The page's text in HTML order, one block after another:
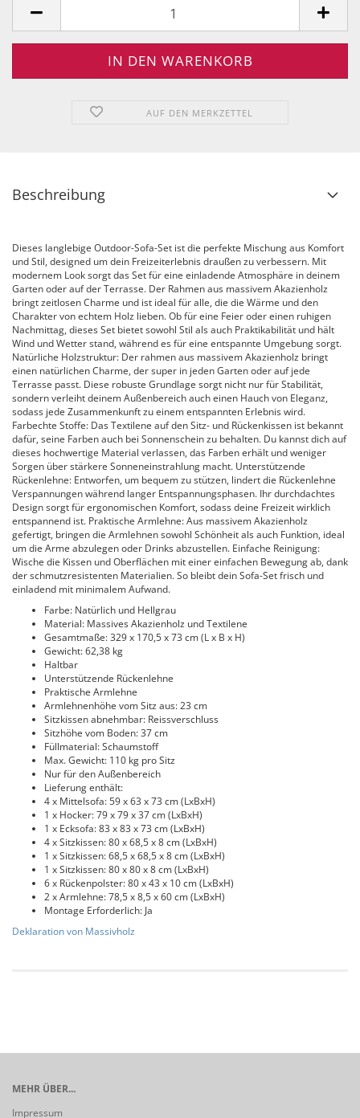
AUF DEN MERKZETTEL
Beschreibung
Dieses langlebige Outdoor-Sofa-Set ist die perfekte Mischung aus Komfort
und Stil, designed um dein Freizeiterlebnis draußen zu verbessern. Mit
modernem Look sorgt das Set für eine einladende Atmosphäre in deinem
Garten oder auf der Terrasse. Der Rahmen aus massivem Akazienholz
bringt zeitlosen Charme und ist ideal für alle, die die Wärme und den
Charakter von echtem Holz lieben. Ob für eine Feier oder einen ruhigen
Nachmittag, dieses Set bietet sowohl Stil als auch Praktikabilität und hält
Wind und Wetter stand, während es für eine entspannte Umgebung sorgt.
Natürliche Holzstruktur: Der rahmen aus massivem Akazienholz bringt
einen natürlichen Charme, der super in jeden Garten oder auf jede
Terrasse passt. Diese robuste Grundlage sorgt nicht nur für Stabilität,
sondern verleiht deinem Außenbereich auch einen Hauch von Eleganz,
sodass jede Zusammenkunft zu einem entspannten Erlebnis wird.
Farbechte Stoffe: Das Textilene auf den Sitz- und Rückenkissen ist bekannt
dafür, seine Farben auch bei Sonnenschein zu behalten. Du kannst dich auf
dieses hochwertige Material verlassen, das Farben erhält und weniger
Sorgen über stärkere Sonneneinstrahlung macht. Unterstützende
Rückenlehne: Entworfen, um bequem zu stützen, lindert die Rückenlehne
Verspannungen während langer Entspannungsphasen. Ihr durchdachtes
Design sorgt für ergonomischen Komfort, sodass deine Freizeit wirklich
entspannend ist. Praktische Armlehne: Aus massivem Akazienholz
gefertigt, bringen die Armlehnen sowohl Schönheit als auch Funktion, ideal
um die Arme abzulegen oder Drinks abzustellen. Einfache Reinigung:
Wische die Kissen und Oberflächen mit einer einfachen Bewegung ab, dank
der schmutzresistenten Materialien. So bleibt dein Sofa-Set frisch und
einladend mit minimalem Aufwand.
Farbe: Natürlich und Hellgrau
Material: Massives Akazienholz und Textilene
Gesamtmaße: 329 x 170,5 x 73 cm (L x B x H)
Gewicht: 62,38 kg
Haltbar
Unterstützende Rückenlehne
Praktische Armlehne
Armlehnenhöhe vom Sitz aus: 23 cm
Sitzkissen abnehmbar: Reissverschluss
Sitzhöhe vom Boden: 37 cm
Füllmaterial: Schaumstoff
Max. Gewicht: 110 kg pro Sitz
Nur für den Außenbereich
Lieferung enthält:
4 x Mittelsofa: 59 x 63 x 73 cm (LxBxH)
1 x Hocker: 79 x 79 x 37 cm (LxBxH)
1 x Ecksofa: 83 x 83 x 73 cm (LxBxH)
4 x Sitzkissen: 80 x 68,5 x 8 cm (LxBxH)
1 x Sitzkissen: 68,5 x 68,5 x 8 cm (LxBxH)
1 x Sitzkissen: 80 x 80 x 8 cm (LxBxH)
6 x Rückenpolster: 80 x 43 x 10 cm (LxBxH)
2 x Armlehne: 78,5 x 8,5 x 60 cm (LxBxH)
Montage Erforderlich: Ja
Deklaration von Massivholz
MEHR ÜBER...
Impressum